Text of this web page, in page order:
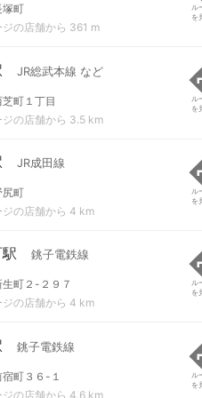
塚町
ジの店舗から 361 m
ル
を
JR総武本線 など
町１丁目
ジの店舗から 3.5 km
ル
を
JR成田線
尻町
ジの店舗から 4 km
ル
を
銚子電鉄線
町２-２９７
ジの店舗から 4 km
ル
を
銚子電鉄線
町３６-１
ジの店舗から 4.6 km
ル
を